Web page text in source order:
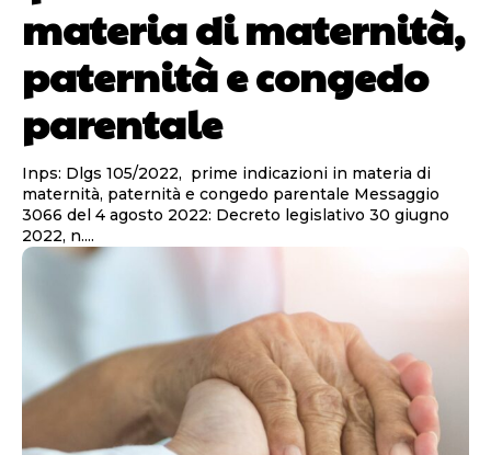
materia di maternità,
paternità e congedo
parentale
Inps: Dlgs 105/2022, prime indicazioni in materia di
maternità, paternità e congedo parentale Messaggio
3066 del 4 agosto 2022: Decreto legislativo 30 giugno
2022, n....